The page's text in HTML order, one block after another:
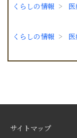
くらしの情報
くらしの情報
サイトマップ